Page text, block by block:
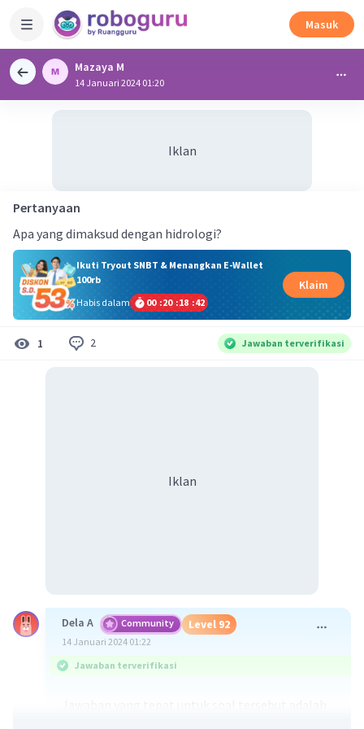
Masuk
Mazaya M
14 Januari 2024 01:20
Iklan
Pertanyaan
Apa yang dimaksud dengan hidrologi?
Ikuti Tryout SNBT & Menangkan E-Wallet
100rb
Habis dalam
00 :20 :18 :41
Klaim
1 2 Jawaban terverifikasi
Iklan
Dela A Community Level 92
14 Januari 2024 01:22
Jawaban terverifikasi